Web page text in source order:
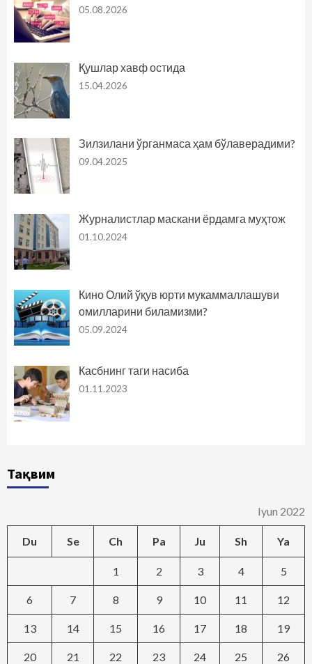
05.08.2026
Қушлар хавф остида
15.04.2026
Зилзилани ўрганмаса ҳам бўлаверадими?
09.04.2025
Журналистлар маскани ёрдамга муҳтож
01.10.2024
Кино Олий ўқув юрти мукаммаллашуви
омилларини биламизми?
05.09.2024
Касбнинг таги насиба
01.11.2023
Тақвим
Iyun 2022
Du Se Ch Pa Ju Sh Ya
1 2 3 4 5
6 7 8 9 10 11 12
13 14 15 16 17 18 19
20 21 22 23 24 25 26